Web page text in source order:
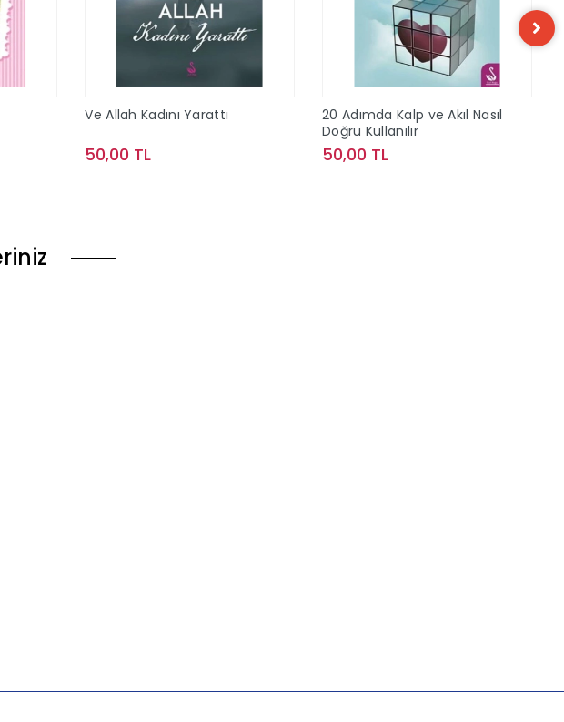
Ve Allah Kadını Yarattı
50,00 TL
20 Adımda Kalp ve Akıl Nasıl
Doğru Kullanılır
50,00 TL